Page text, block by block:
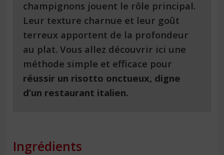
champignons jouent le rôle principal.
Leur texture charnue et leur goût
terreux apportent de la profondeur
au plat. Vous allez découvrir ici une
méthode simple et efficace pour
réussir un risotto onctueux, digne
d’un restaurant italien.
Ingrédients